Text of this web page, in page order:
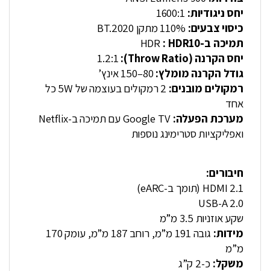
יחס ניגודיות:
כיסוי צבעים:
תמיכה ב-
HDR : HDR10
יחס הקרנה (Throw Ratio):
גודל הקרנה מומלץ:
רמקולים מובנים:
2 רמקולים בעוצמה של 5W כל
אחד
מערכת הפעלה:
Google TV עם תמיכה ב-Netflix
ואפליקציות סטרימינג נוספות
חיבורים:
HDMI 2.1 (תומך ב-eARC)
USB-A 2.0
שקע אוזניות 3.5 מ”מ
מידות:
גובה 191 מ”מ, רוחב 187 מ”מ, עומק 170
מ”מ
משקל: כ-2 ק”ג